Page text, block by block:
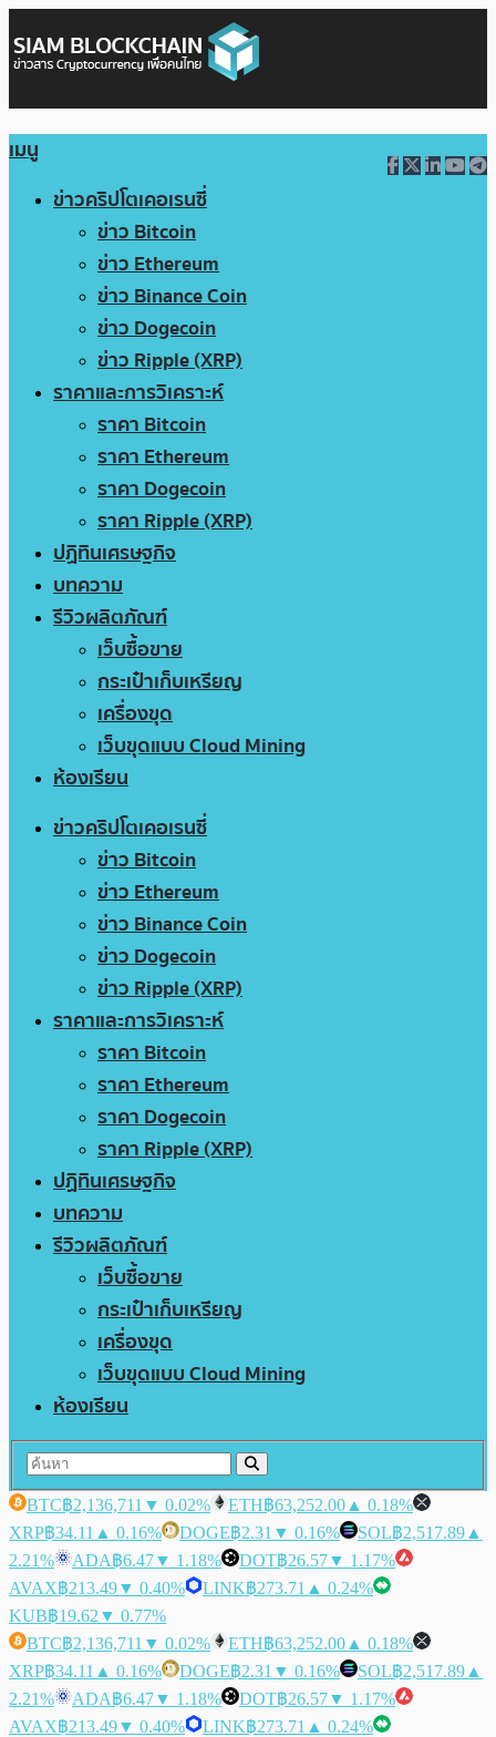
เมนู
ข่าวคริปโตเคอเรนซี่
ข่าว Bitcoin
ข่าว Ethereum
ข่าว Binance Coin
ข่าว Dogecoin
ข่าว Ripple (XRP)
ราคาและการวิเคราะห์
ราคา Bitcoin
ราคา Ethereum
ราคา Dogecoin
ราคา Ripple (XRP)
ปฏิทินเศรษฐกิจ
บทความ
รีวิวผลิตภัณฑ์
เว็บซื้อขาย
กระเป๋าเก็บเหรียญ
เครื่องขุด
เว็บขุดแบบ Cloud Mining
ห้องเรียน
ข่าวคริปโตเคอเรนซี่
ข่าว Bitcoin
ข่าว Ethereum
ข่าว Binance Coin
ข่าว Dogecoin
ข่าว Ripple (XRP)
ราคาและการวิเคราะห์
ราคา Bitcoin
ราคา Ethereum
ราคา Dogecoin
ราคา Ripple (XRP)
ปฏิทินเศรษฐกิจ
บทความ
รีวิวผลิตภัณฑ์
เว็บซื้อขาย
กระเป๋าเก็บเหรียญ
เครื่องขุด
เว็บขุดแบบ Cloud Mining
ห้องเรียน
BTC฿2,136,711 ▼ 0.02% ETH฿63,252.00 ▲ 0.18%
XRP฿34.11 ▲ 0.16% DOGE฿2.31 ▼ 0.16% SOL฿2,517.89 ▲
2.21%
ADA฿6.47▼ 1.18% DOT฿26.57▼ 1.17%
AVAX฿213.49▼ 0.40% LINK฿273.71 ▲ 0.24%
KUB฿19.62 ▼ 0.77%
BTC฿2,136,711 ▼ 0.02% ETH฿63,252.00 ▲ 0.18%
XRP฿34.11 ▲ 0.16% DOGE฿2.31 ▼ 0.16% SOL฿2,517.89 ▲
2.21%
ADA฿6.47▼ 1.18% DOT฿26.57▼ 1.17%
AVAX฿213.49▼ 0.40% LINK฿273.71 ▲ 0.24%